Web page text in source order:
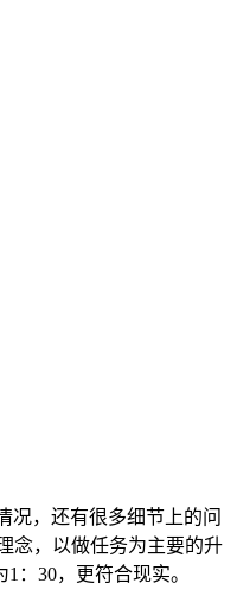
况，还有很多细节上的问
念，以做任务为主要的升
：30，更符合现实。